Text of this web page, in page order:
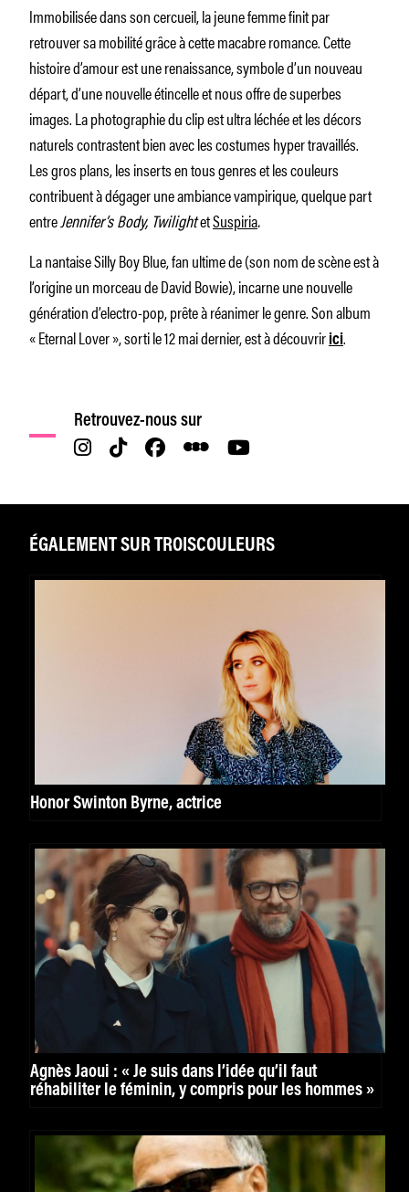
Immobilisée dans son cercueil, la jeune femme finit par
retrouver sa mobilité grâce à cette macabre romance. Cette
histoire d’amour est une renaissance, symbole d’un nouveau
départ, d’une nouvelle étincelle et nous offre de superbes
images. La photographie du clip est ultra léchée et les décors
naturels contrastent bien avec les costumes hyper travaillés.
Les gros plans, les inserts en tous genres et les couleurs
contribuent à dégager une ambiance vampirique, quelque part
entreJennifer’s Body, TwilightetSuspiria.
La nantaise Silly Boy Blue, fan ultime de (son nom de scène est à
l’origine un morceau de David Bowie), incarne une nouvelle
génération d’electro-pop, prête à réanimer le genre. Son album
« Eternal Lover », sorti le 12 mai dernier, est à découvrir ici.
Retrouvez-nous sur
ÉGALEMENT SUR TROISCOULEURS
Honor Swinton Byrne, actrice
Agnès Jaoui : « Je suis dans l’idée qu’il faut
réhabiliter le féminin, y compris pour les hommes »